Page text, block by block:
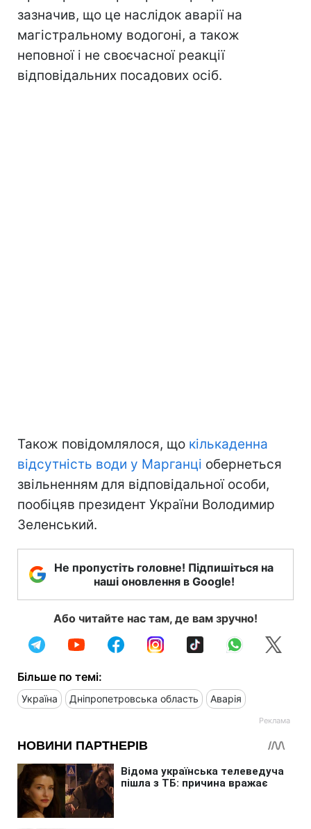
зазначив, що це наслідок аварії на
магістральному водогоні, а також
неповної і не своєчасної реакції
відповідальних посадових осіб.
Також повідомлялося, що кількаденна
відсутність води у Марганці обернеться
звільненням для відповідальної особи,
пообіцяв президент України Володимир
Зеленський.
Не пропустіть головне! Підпишіться на
наші оновлення в Google!
Або читайте нас там, де вам зручно!
Більше по темі:
Україна Дніпропетровська область Аварія